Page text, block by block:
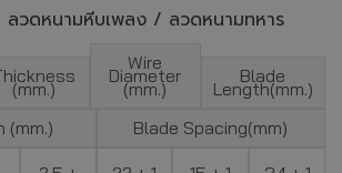
ลวดหนามหีบเพลง / ลวดหนามทหาร
(mm.)
Wire
Diameter
(mm.)
Blade
Length(mm.)
(mm.)
Blade Spacing(mm)